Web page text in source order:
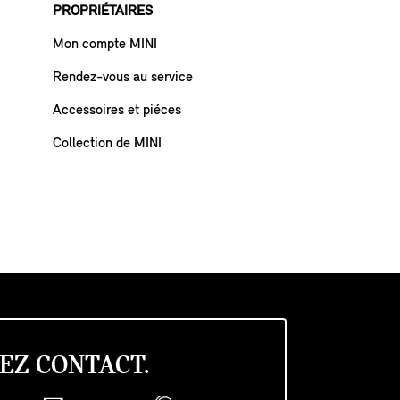
PROPRIÉTAIRES
Mon compte MINI
Rendez-vous au service
Accessoires et piéces
Collection de MINI
CONTACT.